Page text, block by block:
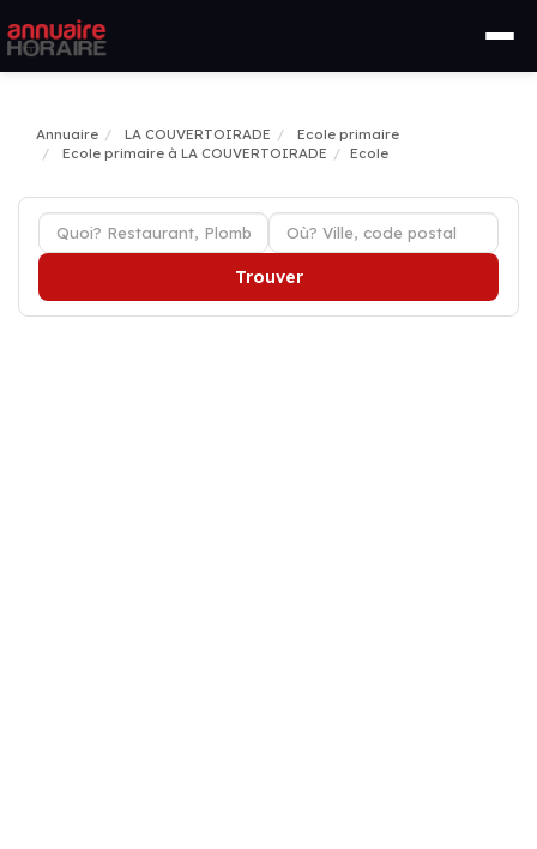
Annuaire LA COUVERTOIRADE
Ecole primaire
Ecole primaire à LA COUVERTOIRADE
Ecole
Trouver